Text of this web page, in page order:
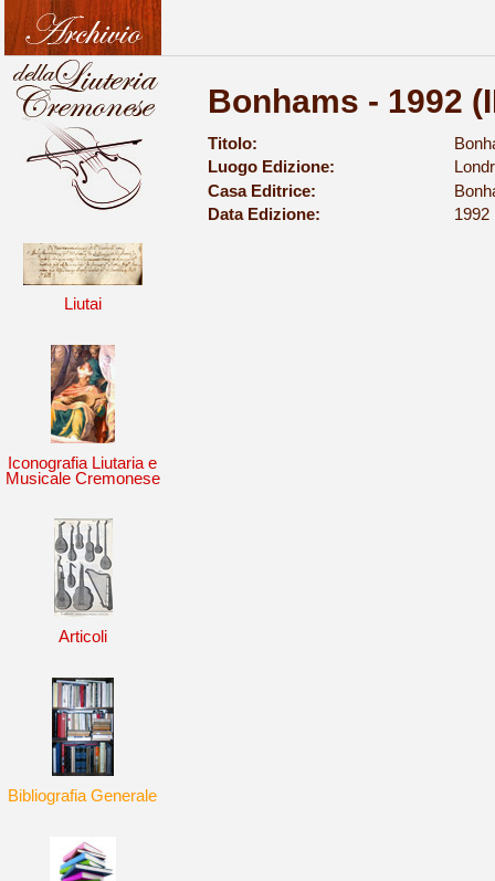
Liutai
Iconografia Liutaria e
Musicale Cremonese
Articoli
Bibliografia Generale
Bonhams - 1992
Titolo:
Luogo Edizione:
Casa Editrice:
Data Edizione:
1992